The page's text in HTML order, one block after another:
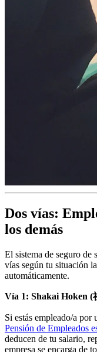
Dos vías:
los demás
El sistema de seguro de
vías según tu situación
automáticamente.
Vía 1: Shakai Hoken (
Si estás empleado/a por
Pensión de Empleados
deducen de tu salario,
empresa se encarga de